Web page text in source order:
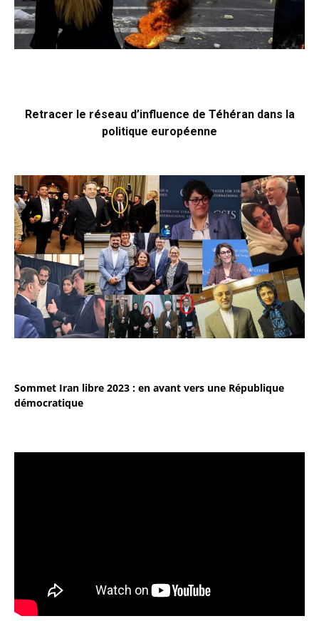
Retracer le réseau d’influence de Téhéran dans la
politique européenne
Sommet Iran libre 2023 : en avant vers une République
démocratique